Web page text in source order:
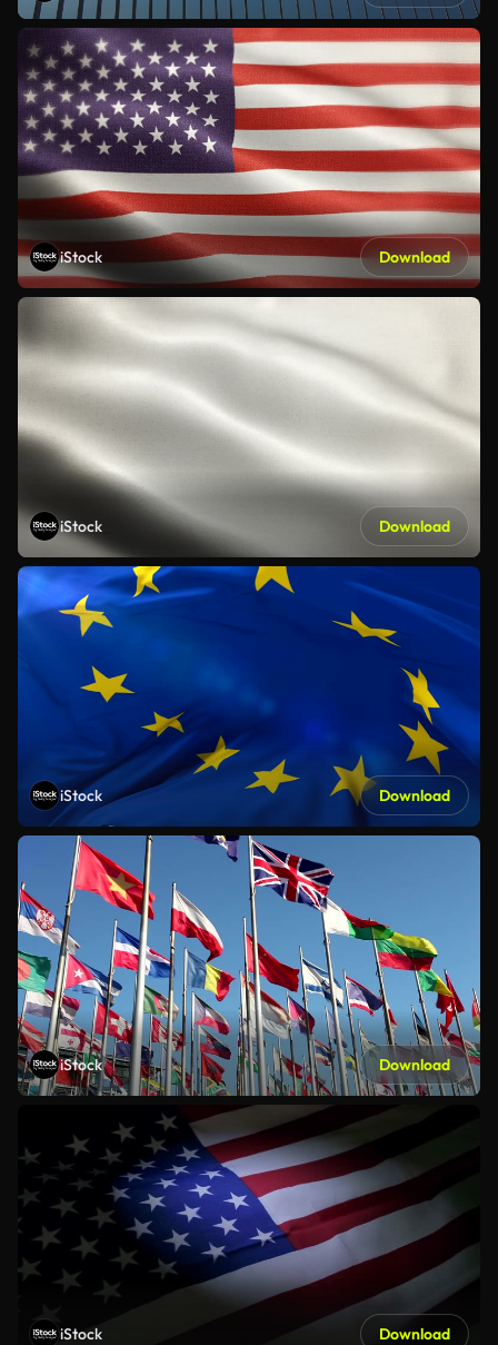
iStock Download
iStock Download
iStock Download
iStock Download
iStock Download